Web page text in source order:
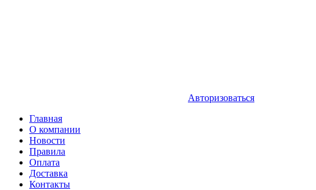
Авторизоваться
Главная
О компании
Новости
Правила
Оплата
Доставка
Контакты